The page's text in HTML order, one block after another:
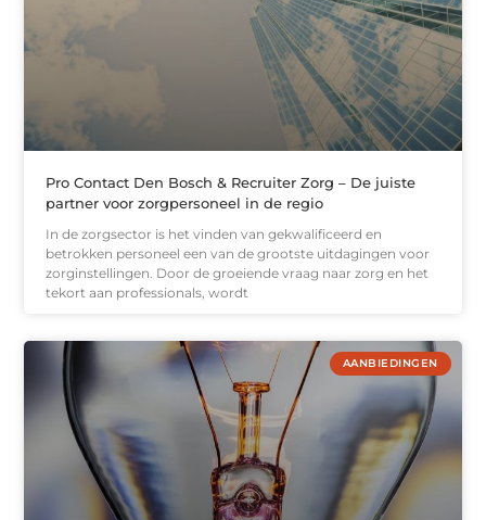
Pro Contact Den Bosch & Recruiter Zorg – De juiste
partner voor zorgpersoneel in de regio
In de zorgsector is het vinden van gekwalificeerd en
betrokken personeel een van de grootste uitdagingen voor
zorginstellingen. Door de groeiende vraag naar zorg en het
tekort aan professionals, wordt
AANBIEDINGEN